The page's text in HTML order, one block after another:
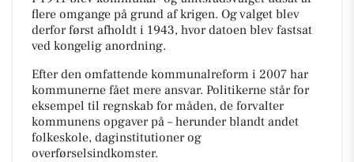
flere omgange på grund af krigen. Og valget blev
derfor først afholdt i 1943, hvor datoen blev fastsat
ved kongelig anordning.
Efter den omfattende kommunalreform i 2007 har
kommunerne fået mere ansvar. Politikerne står for
eksempel til regnskab for måden, de forvalter
kommunens opgaver på – herunder blandt andet
folkeskole, daginstitutioner og
overførselsindkomster.